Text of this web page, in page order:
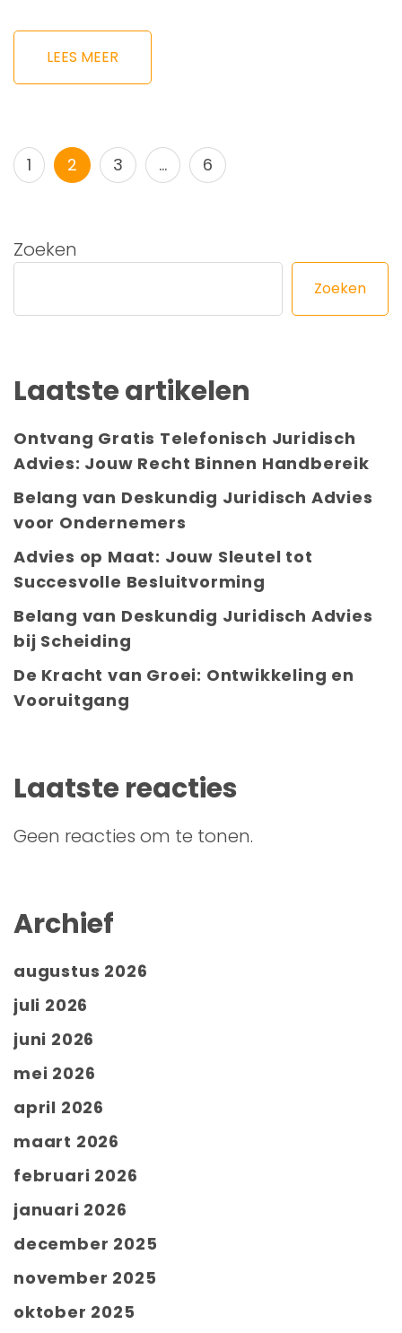
LEES MEER
Berichtnavigatie
Pagina
1 Pagina
2 Pagina
3 … Pagina
6
Zoeken
Zoeken
Laatste artikelen
Ontvang Gratis Telefonisch Juridisch
Advies: Jouw Recht Binnen Handbereik
Belang van Deskundig Juridisch Advies
voor Ondernemers
Advies op Maat: Jouw Sleutel tot
Succesvolle Besluitvorming
Belang van Deskundig Juridisch Advies
bij Scheiding
De Kracht van Groei: Ontwikkeling en
Vooruitgang
Laatste reacties
Geen reacties om te tonen.
Archief
augustus 2026
juli 2026
juni 2026
mei 2026
april 2026
maart 2026
februari 2026
januari 2026
december 2025
november 2025
oktober 2025